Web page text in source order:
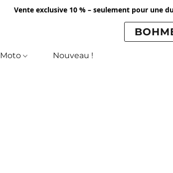
Vente exclusive 10 % – seulement pour une
Moto Nouveau !